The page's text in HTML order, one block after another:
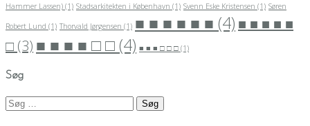
Hammer Lassen) (1) Stadsarkitekten i København (1) Svenn Eske Kristensen (1) Søren
Robert Lund (1) Thorvald Jørgensen (1) ■ ■ ■ ■ ■ ■ (4) ■ ■ ■ ■ ■
□ (3) ■ ■ ■ ■ □ □(4) ■ ■ ■ □ □ □ (1)
Søg
Søg
efter: